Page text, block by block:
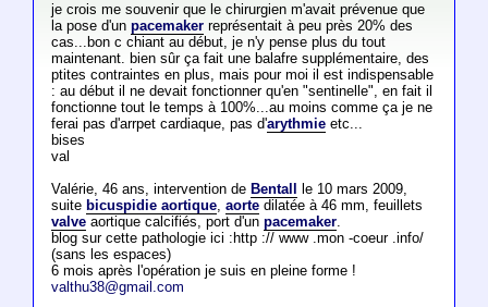
je crois me souvenir que le chirurgien m'avait prévenue que
la pose d'un pacemakerreprésentait à peu près 20% des
cas...bon c chiant au début, je n'y pense plus du tout
maintenant. bien sûr ça fait une balafre supplémentaire, des
ptites contraintes en plus, mais pour moi il est indispensable
: au début il ne devait fonctionner qu'en "sentinelle", en fait il
fonctionne tout le temps à 100%...au moins comme ça je ne
ferai pas d'arrpet cardiaque, pas d'arythmieetc...
bises
val
Valérie, 46 ans, intervention de Bentall
le 10 mars 2009,
suite bicuspidie aortique, aortedilatée à 46 mm, feuillets
valveaortique calcifiés, port d'un pacemaker.
blog sur cette pathologie ici :http :// www .mon -coeur .info/
(sans les espaces)
6 mois après l'opération je suis en pleine forme !
valthu38@gmail.com